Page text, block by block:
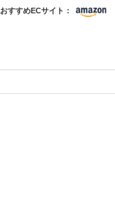
おすすめECサイト：